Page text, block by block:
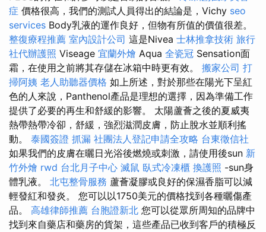
症 價格很高，我們的測試人員得出的結論是，Vichy seo
services Body乳液的運作良好，但物有所值的價值很差。
整復療程推薦 室內設計公司 這是Nivea 士林推拿技術 旅行
社代辦護照 Viseage 宜蘭外燴 Aqua 全瓷冠 Sensation面
霜，在使用之前將其存儲在冰箱中時更有效。 搬家公司 打
掃阿姨 老人助聽器價格 如上所述，對於那些在陽光下呈紅
色的人來說，Panthenol產品是理想的選擇，因為準備工作
提供了必要的再生和舒緩的影響。 太陽蘆薈之後的夏威夷
熱帶熱帶冷卻，舒緩，強烈滋潤皮膚，防止脫水並順利搖
動。 泰國簽證 抓漏 社團法人登記申請全攻略 台東徵信社
如果我們的皮膚在曬日光浴後燃燒或刺激，請使用後sun 新
竹外燴 rwd 台北月子中心 滅鼠 臥式冷凍櫃 換護照 -sun身
體乳液。 北屯整骨服務 蘆薈凝膠或良好的保濕香脂可以減
輕發紅和發炎。 您可以以1750美元的價格找到各種曬傷產
品。 高雄律師推薦 台胞證新北 您可以從眾所周知的品牌中
找到來自藥店和藥房的貨架，這些產品已收到客戶的積極反